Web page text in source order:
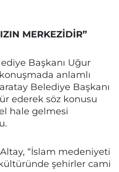
MERKEZİDİR”
Başkanı Uğur
anlamlı
Belediye Başkanı
ederek söz konusu
hale gelmesi
“İslam medeniyeti
şehirler cami